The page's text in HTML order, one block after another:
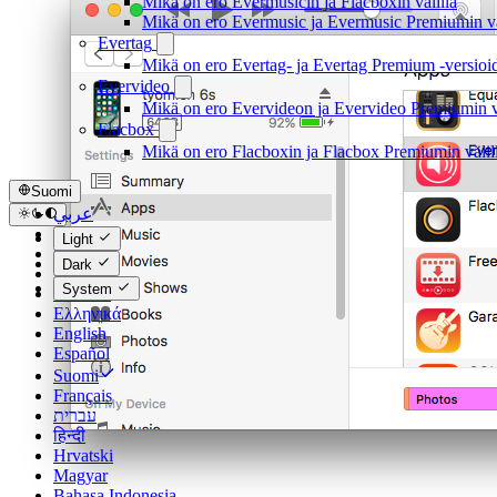
Mikä on ero Evermusic ja Evermusic Premiumin
Evertag
Mikä on ero Evertag- ja Evertag Premium -
Evervideo
Mikä on ero Evervideon ja Evervideo Premiumin
Flacbox
Mikä on ero Flacboxin ja Flacbox Premiumin
Suomi
عربي
Català
Čeština
Dansk
Deutsch
Ελληνικά
English
Español
Suomi
Français
עברית
हिन्दी
Hrvatski
Magyar
Light
Dark
System